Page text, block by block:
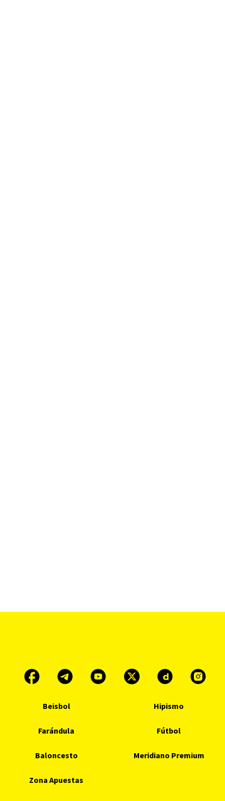
Beisbol Hipismo
Farándula Fútbol
Baloncesto Meridiano Premium
Zona Apuestas